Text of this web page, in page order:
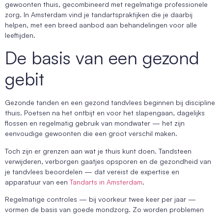
gewoonten thuis, gecombineerd met regelmatige professionele
zorg. In Amsterdam vind je tandartspraktijken die je daarbij
helpen, met een breed aanbod aan behandelingen voor alle
leeftijden.
De basis van een gezond
gebit
Gezonde tanden en een gezond tandvlees beginnen bij discipline
thuis. Poetsen na het ontbijt en voor het slapengaan, dagelijks
flossen en regelmatig gebruik van mondwater — het zijn
eenvoudige gewoonten die een groot verschil maken.
Toch zijn er grenzen aan wat je thuis kunt doen. Tandsteen
verwijderen, verborgen gaatjes opsporen en de gezondheid van
je tandvlees beoordelen — dat vereist de expertise en
apparatuur van een Tandarts in Amsterdam.
Regelmatige controles — bij voorkeur twee keer per jaar —
vormen de basis van goede mondzorg. Zo worden problemen